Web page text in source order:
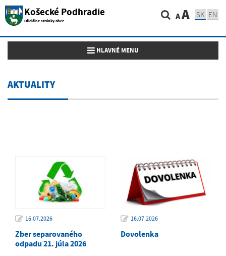
Košecké Podhradie
Oficiálne stránky obce AA SK EN
Toggle navigation
HLAVNÉ MENU
AKTUALITY
16.07.2026
Zber separovaného
odpadu 21. júla 2026
16.07.2026
Dovolenka